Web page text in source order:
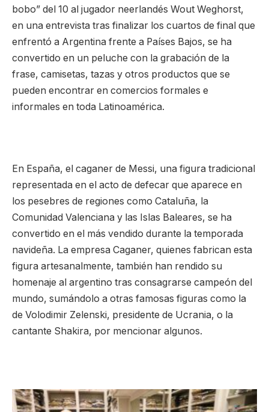
bobo” del 10 al jugador neerlandés Wout Weghorst,
en una entrevista tras finalizar los cuartos de final que
enfrentó a Argentina frente a Países Bajos, se ha
convertido en un peluche con la grabación de la
frase, camisetas, tazas y otros productos que se
pueden encontrar en comercios formales e
informales en toda Latinoamérica.
En España, el caganer de Messi, una figura tradicional
representada en el acto de defecar que aparece en
los pesebres de regiones como Cataluña, la
Comunidad Valenciana y las Islas Baleares, se ha
convertido en el más vendido durante la temporada
navideña. La empresa Caganer, quienes fabrican esta
figura artesanalmente, también han rendido su
homenaje al argentino tras consagrarse campeón del
mundo, sumándolo a otras famosas figuras como la
de Volodimir Zelenski, presidente de Ucrania, o la
cantante Shakira, por mencionar algunos.